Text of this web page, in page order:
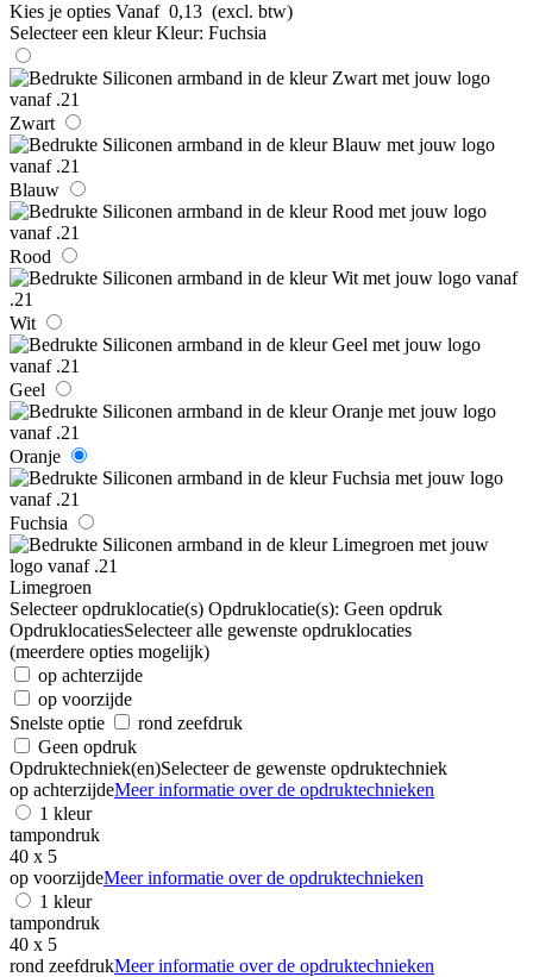
Kies je opties Vanaf 0,13 (excl. btw)
Selecteer een kleur Kleur: Fuchsia
Zwart
Blauw
Rood
Wit
Geel
Oranje
Fuchsia
Limegroen
Selecteer opdruklocatie(s) Opdruklocatie(s): Geen opdruk
OpdruklocatiesSelecteer alle gewenste opdruklocaties
(meerdere opties mogelijk)
op achterzijde
op voorzijde
Snelste optie
rond zeefdruk
Geen opdruk
Opdruktechniek(en)Selecteer de gewenste opdruktechniek
op achterzijdeMeer informatie over de opdruktechnieken
1 kleur
tampondruk
40 x 5
op voorzijdeMeer informatie over de opdruktechnieken
1 kleur
tampondruk
40 x 5
rond zeefdrukMeer informatie over de opdruktechnieken